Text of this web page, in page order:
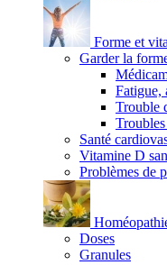
Forme et
Garder la
Fatigue,
Trouble
Santé
Vitamine D
Problèmes de
Doses
Granules